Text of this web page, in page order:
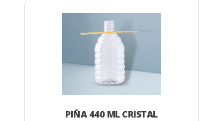
PIÑA 440 ML CRISTAL